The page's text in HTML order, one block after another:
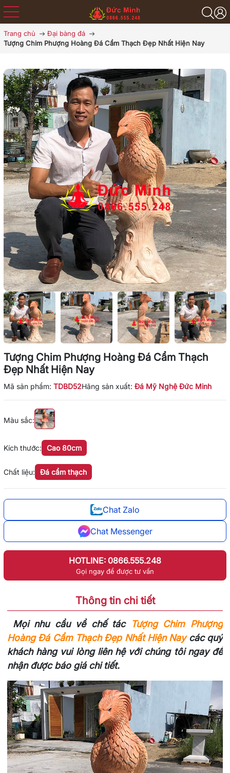
Trang chủ
Đại bàng đá
Tượng Chim Phượng Hoàng Đá Cẩm Thạch Đẹp Nhất Hiện Nay
Tượng Chim Phượng Hoàng Đá Cẩm Thạch
Đẹp Nhất Hiện Nay
Mã sản phẩm: TDBD52Hãng sản xuất: Đá Mỹ Nghệ Đức Minh
Kích thước: Cao 80cm
Màu sắc:
Chất liệu: Đá cẩm thạch
Chat Zalo
Chat Messenger
HOTLINE: 0866.555.248
Gọi ngay để được tư vấn
Thông tin chi tiết
Mọi nhu cầu về chế tác Tượng Chim Phượng
Hoàng Đá Cẩm Thạch Đẹp Nhất Hiện Nay các quý
khách hàng vui lòng liên hệ với chúng tôi ngay để
nhận được báo giá chi tiết.